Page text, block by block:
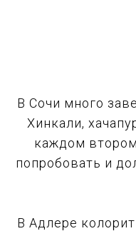
В Сочи много
Хинкали,
каждом
попробовать и
В Адлере